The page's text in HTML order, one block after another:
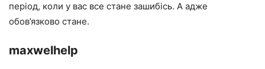
період, коли у вас все стане зашибісь. А адже
обов’язково стане.
maxwelhelp